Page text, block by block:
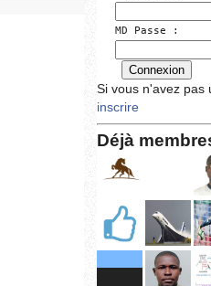
MD Passe :
Si vous n'avez pas
inscrire
Déjà